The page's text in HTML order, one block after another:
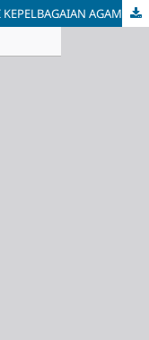
CABARAN TOLERANSI SOSIAL MENERUSI KEPELBAGAIAN AGAMA DALAM MASYARAKAT MAJMUK DI MALAYSIA